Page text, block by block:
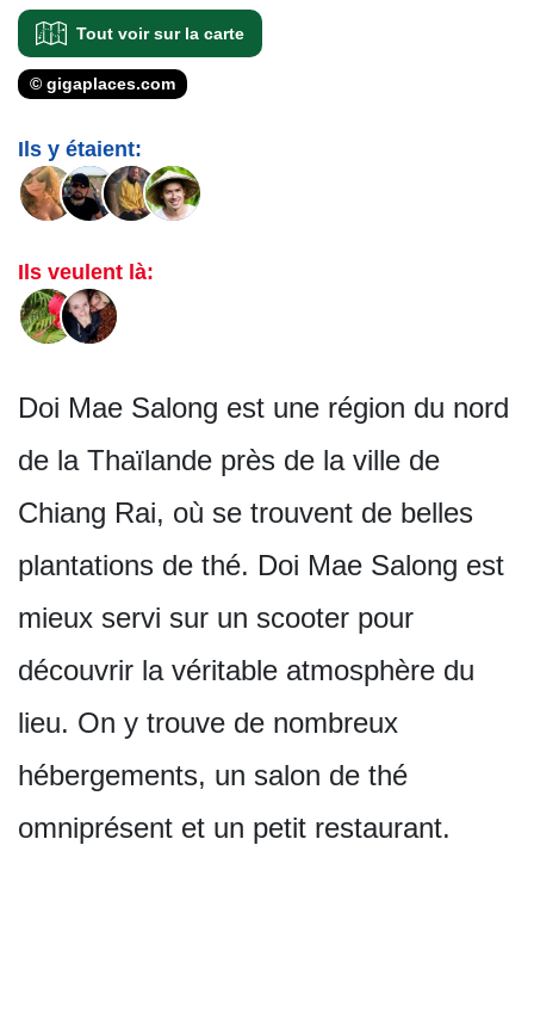
Tout voir sur la carte
© gigaplaces.com
Ils y étaient:
Ils veulent là:
Doi Mae Salong est une région du nord
de la Thaïlande près de la ville de
Chiang Rai, où se trouvent de belles
plantations de thé. Doi Mae Salong est
mieux servi sur un scooter pour
découvrir la véritable atmosphère du
lieu. On y trouve de nombreux
hébergements, un salon de thé
omniprésent et un petit restaurant.